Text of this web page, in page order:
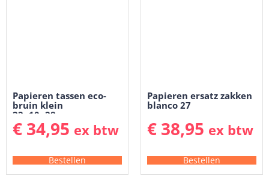
Papieren tassen eco-
bruin klein
22x10x28cm
€ 34,95 ex btw
Bestellen
Papieren ersatz zakken
blanco 27
€ 38,95 ex btw
Bestellen